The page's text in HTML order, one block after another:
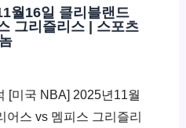
월16일 클리블랜드
그리즐리스 | 스포츠
[미국 NBA] 2025년11월
어스 vs 멤피스 그리즐리